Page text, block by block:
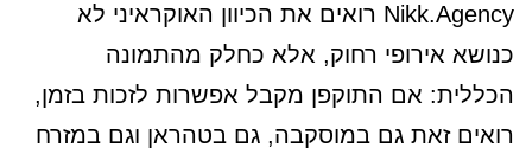
Nikk.Agency רואים את הכיוון האוקראיני לא
כנושא אירופי רחוק, אלא כחלק מהתמונה
הכללית: אם התוקפן מקבל אפשרות לזכות בזמן,
רואים זאת גם במוסקבה, גם בטהראן וגם במזרח